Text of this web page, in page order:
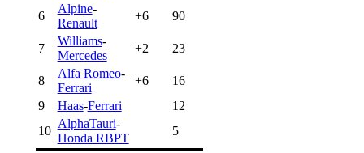
6
Alpine-
Renault
+6 90
7
Williams-
Mercedes
+2 23
8
Alfa Romeo-
Ferrari
+6
16
9
Haas-Ferrari
12
10
AlphaTauri-
Honda RBPT
5